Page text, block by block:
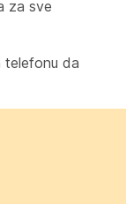
za sve
telefonu da